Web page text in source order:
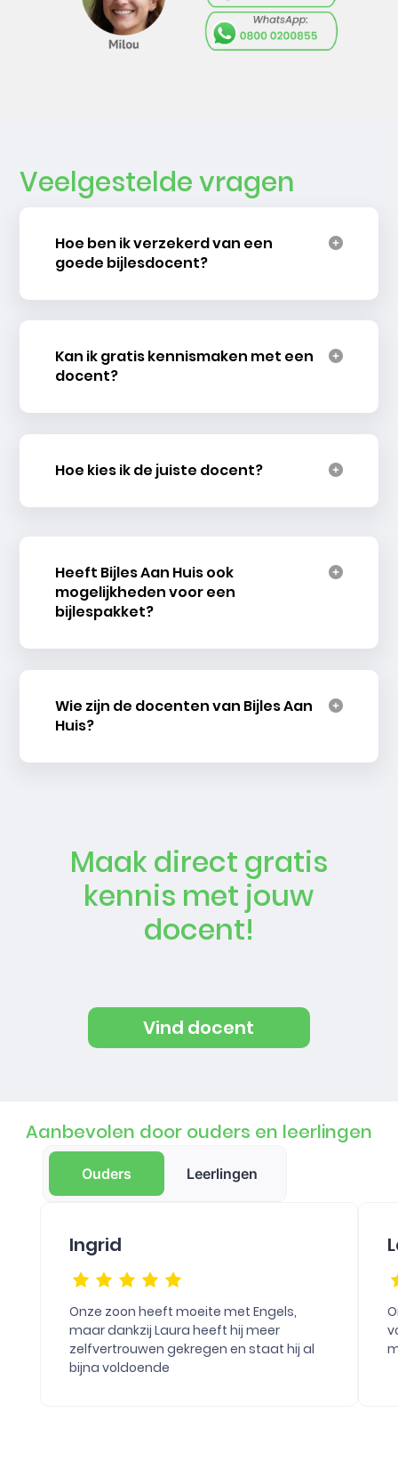
Veelgestelde vragen
Hoe ben ik verzekerd van een
goede bijlesdocent?
Kan ik gratis kennismaken met een
docent?
Hoe kies ik de juiste docent?
Heeft Bijles Aan Huis ook
mogelijkheden voor een
bijlespakket?
Wie zijn de docenten van Bijles Aan
Huis?
Maak direct gratis
kennis met jouw
docent!
Vind docent
Aanbevolen door ouders en leerlingen
Ouders Leerlingen
Ingrid
Onze zoon heeft moeite met Engels,
maar dankzij Laura heeft hij meer
zelfvertrouwen gekregen en staat hij al
bijna voldoende